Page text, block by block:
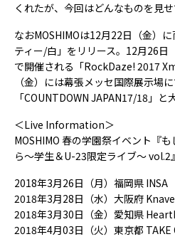
くれたが、今回はどんなものを見せ
なおMOSHIMOは12月22日（金）
ティー/白」をリリース。12月26日
で開催される「RockDaze! 2017
（金）には幕張メッセ国際展示場
「COUNTDOWN JAPAN17/18」と
＜Live Information＞
MOSHIMO 春の学園祭イベント『
ら〜学生＆U-23限定ライブ〜 vol.2』
2018年3月26日（月）福岡県 INSA
2018年3月28日（水）大阪府 Knave
2018年3月30日（金）愛知県
2018年4月03日（火）東京都 TAKE